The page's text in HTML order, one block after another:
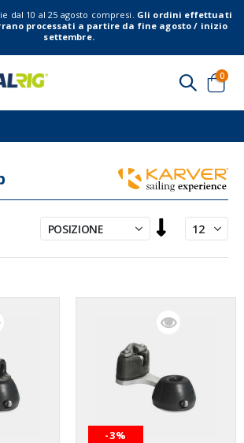
dal 10 al 25 agosto compresi. Gli ordini effettuati
processati a partire da fine agosto / inizio
settembre.
Cart
0
la
direzione
-3%